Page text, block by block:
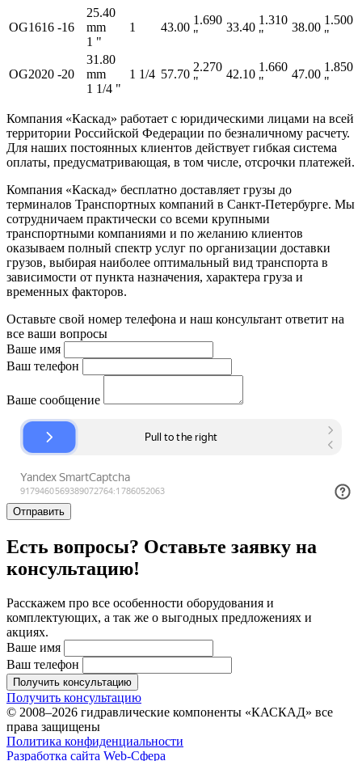
OG1616 -16
25.40
mm
1 "
1 43.00
1.690
"
33.40
1.310
"
38.00
1.500
"
OG2020 -20
31.80
mm
1 1/4 "
1 1/4 57.70
2.270
"
42.10
1.660
"
47.00
1.850
"
Компания «Каскад» работает с юридическими лицами на всей
территории Российской Федерации по безналичному расчету.
Для наших постоянных клиентов действует гибкая система
оплаты, предусматривающая, в том числе, отсрочки платежей.
Компания «Каскад» бесплатно доставляет грузы до
терминалов Транспортных компаний в Санкт-Петербурге. Мы
сотрудничаем практически со всеми крупными
транспортными компаниями и по желанию клиентов
оказываем полный спектр услуг по организации доставки
грузов, выбирая наиболее оптимальный вид транспорта в
зависимости от пункта назначения, характера груза и
временных факторов.
Оставьте свой номер телефона и наш консультант ответит на
все ваши вопросы
Ваше имя
Ваш телефон
Ваше сообщение
Отправить
Есть вопросы? Оставьте заявку на
консультацию!
Расскажем про все особенности оборудования и
комплектующих, а так же о выгодных предложениях и
акциях.
Ваше имя
Ваш телефон
Получить консультацию
Получить консультацию
© 2008–2026 гидравлические компоненты «КАСКАД» все
права защищены
Политика конфиденциальности
Разработка сайта Web-Сфера